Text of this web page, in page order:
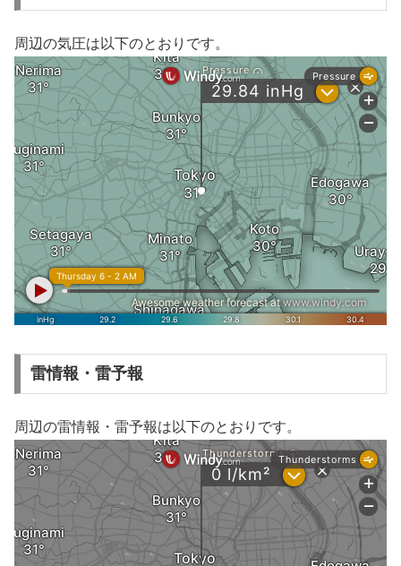
周辺の気圧は以下のとおりです。
雷情報・雷予報
周辺の雷情報・雷予報は以下のとおりです。